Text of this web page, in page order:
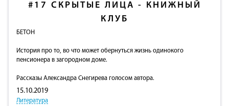
#17 СКРЫТЫЕ ЛИЦА - КНИЖНЫЙ
КЛУБ
БЕТОН
История про то, во что может обернуться жизнь одинокого
пенсионера в загородном доме.
Рассказы Александра Снегирева голосом автора.
15.10.2019
Литература